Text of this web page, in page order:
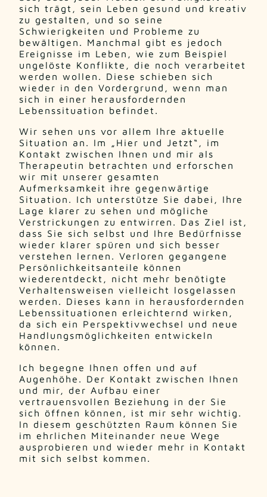
sich trägt, sein Leben gesund und kreativ
zu gestalten, und so seine
Schwierigkeiten und Probleme zu
bewältigen. Manchmal gibt es jedoch
Ereignisse im Leben, wie zum Beispiel
ungelöste Konflikte, die noch verarbeitet
werden wollen. Diese schieben sich
wieder in den Vordergrund, wenn man
sich in einer herausfordernden
Lebenssituation befindet.
Wir sehen uns vor allem Ihre aktuelle
Situation an. Im „Hier und Jetzt“, im
Kontakt zwischen Ihnen und mir als
Therapeutin betrachten und erforschen
wir mit unserer gesamten
Aufmerksamkeit ihre gegenwärtige
Situation. Ich unterstütze Sie dabei, Ihre
Lage klarer zu sehen und mögliche
Verstrickungen zu entwirren. Das Ziel ist,
dass Sie sich selbst und Ihre Bedürfnisse
wieder klarer spüren und sich besser
verstehen lernen. Verloren gegangene
Persönlichkeitsanteile können
wiederentdeckt, nicht mehr benötigte
Verhaltensweisen vielleicht losgelassen
werden. Dieses kann in herausfordernden
Lebenssituationen erleichternd wirken,
da sich ein Perspektivwechsel und neue
Handlungsmöglichkeiten entwickeln
können.
Ich begegne Ihnen offen und auf
Augenhöhe. Der Kontakt zwischen Ihnen
und mir, der Aufbau einer
vertrauensvollen Beziehung in der Sie
sich öffnen können, ist mir sehr wichtig.
In diesem geschützten Raum können Sie
im ehrlichen Miteinander neue Wege
ausprobieren und wieder mehr in Kontakt
mit sich selbst kommen.